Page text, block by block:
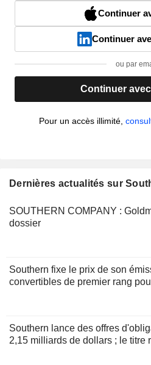
Continuer
Continuer
ou par
Continuer
Pour un accès illimité,
Dernières actualités sur
SOUTHERN COMPANY :
dossier
Southern fixe le prix de son
convertibles de premier rang
Southern lance des offres
2,15 milliards de dollars ; le titre